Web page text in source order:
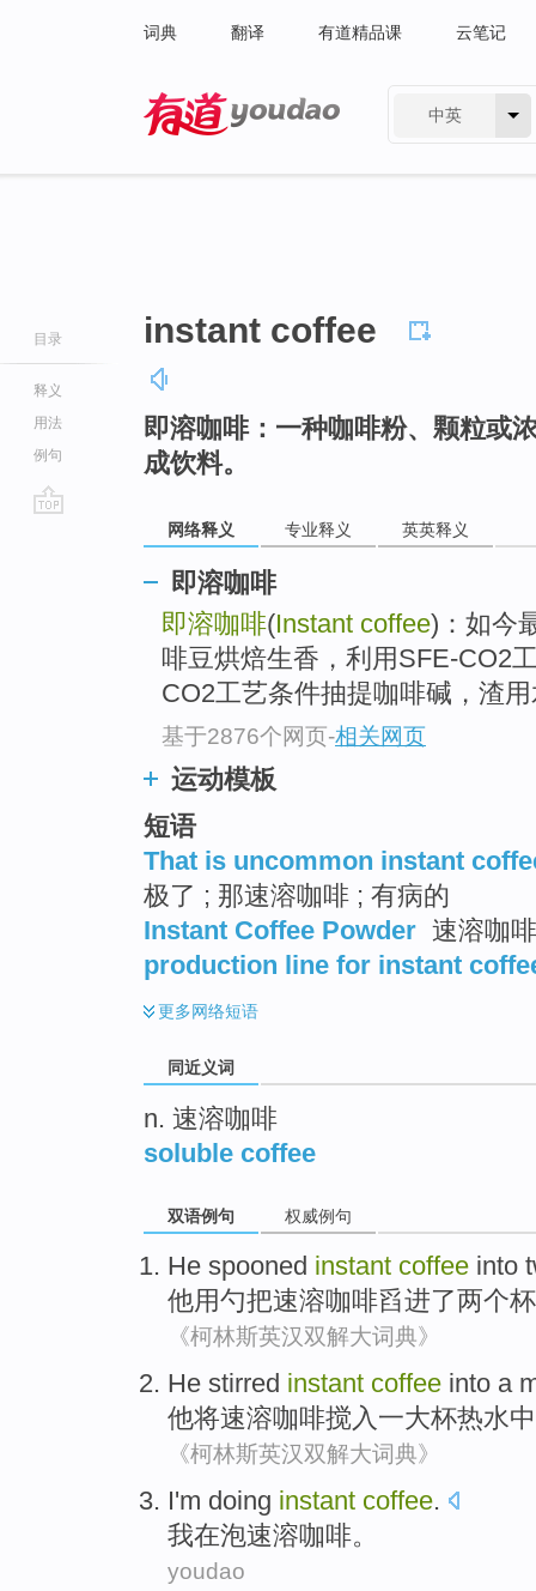
词典 翻译 有道精品课 云笔记
中英
目录
释义
用法
例句
instant coffee
即溶咖啡：一种咖啡粉、颗粒或
成饮料。
网络释义 专业释义 英英释义
即溶咖啡
即溶咖啡(Instant coffee)：如今
啡豆烘焙生香，利用SFE-CO2
CO2工艺条件抽提咖啡碱，渣
基于2876个网页-相关网页
运动模板
短语
That is uncommon instant
极了 ; 那速溶咖啡 ; 有病的
Instant Coffee Powder 速溶咖
production line for instant
更多网络短语
同近义词
n. 速溶咖啡
soluble coffee
双语例句 权威例句
He spooned instant coffee into
他用勺把速溶咖啡舀进了两个
《柯林斯英汉双解大词典》
He stirred instant coffee into a
他将速溶咖啡搅入一大杯热水中
《柯林斯英汉双解大词典》
I'm doing instant coffee.
我在泡速溶咖啡。
youdao